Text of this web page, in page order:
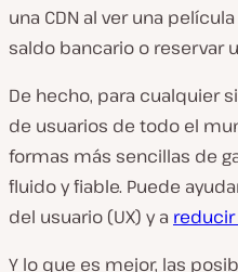
una CDN al ver una
saldo bancario o reservar
De hecho, para cualquier
de usuarios de todo el
formas más sencillas de
fluido y fiable. Puede
del usuario (UX) y a reducir
Y lo que es mejor, las